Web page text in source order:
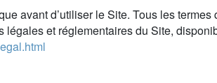
avant d’utiliser le Site. Tous les
et réglementaires du Site,